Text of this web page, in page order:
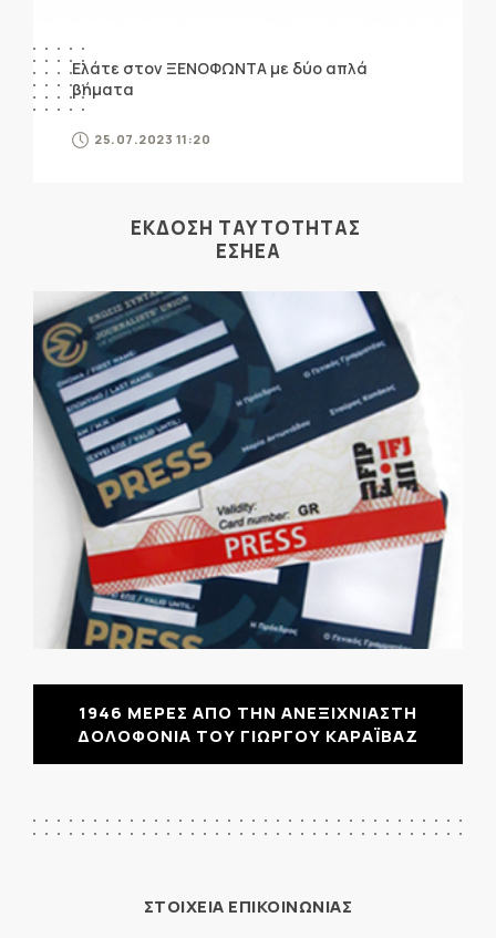
Ελάτε στον ΞΕΝΟΦΩΝΤΑ με δύο απλά
βήματα
25.07.2023 11:20
ΕΚΔΟΣΗ ΤΑΥΤΟΤΗΤΑΣ
ΕΣΗΕΑ
1946 ΜΕΡΕΣ ΑΠΟ ΤΗΝ ΑΝΕΞΙΧΝΙΑΣΤΗ
ΔΟΛΟΦΟΝΙΑ ΤΟΥ ΓΙΩΡΓΟΥ ΚΑΡΑΪΒΑΖ
ΣΤΟΙΧΕΙΑ ΕΠΙΚΟΙΝΩΝΙΑΣ